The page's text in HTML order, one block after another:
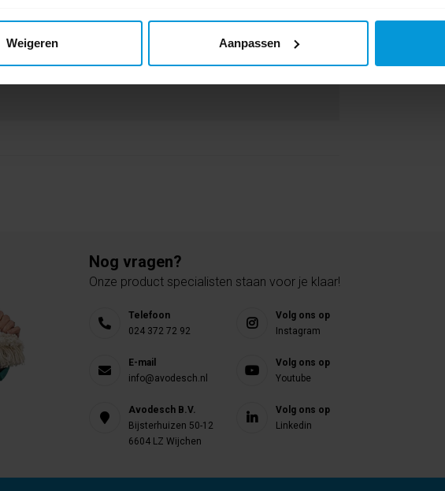
Weigeren Aanpassen
Nog vragen?
Onze product specialisten staan voor je klaar!
Telefoon
024 372 72 92
E-mail
info@avodesch.nl
Avodesch B.V.
Bijsterhuizen 50-12
6604 LZ Wijchen
Volg ons op
Instagram
Volg ons op
Youtube
Volg ons op
Linkedin